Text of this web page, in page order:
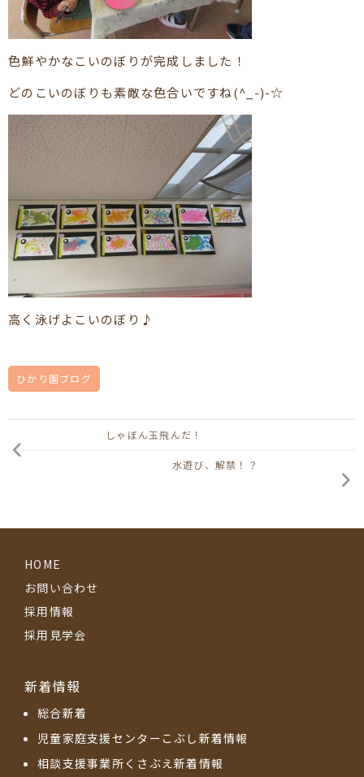
色鮮やかなこいのぼりが完成しました！
どのこいのぼりも素敵な色合いですね(^_-)-☆
高く泳げよこいのぼり♪
ひかり園ブログ
しゃぼん玉飛んだ！
水遊び、解禁！？
HOME
お問い合わせ
採用情報
採用見学会
新着情報
総合新着
児童家庭支援センターこぶし新着情報
相談支援事業所くさぶえ新着情報